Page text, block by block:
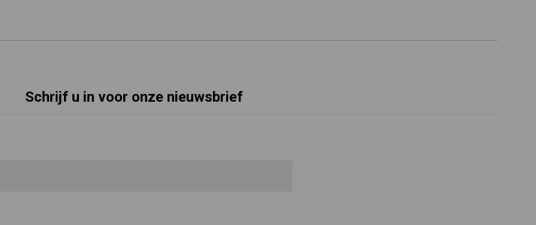
Schrijf u in voor onze nieuwsbrief